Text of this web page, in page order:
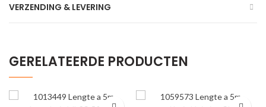
VERZENDING & LEVERING
GERELATEERDE PRODUCTEN